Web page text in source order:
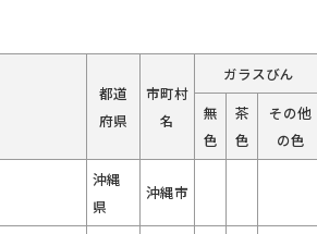
都道
府県
市町村
名
ガラスびん
無
色
茶
色
その他
の色
沖縄
県
沖縄市